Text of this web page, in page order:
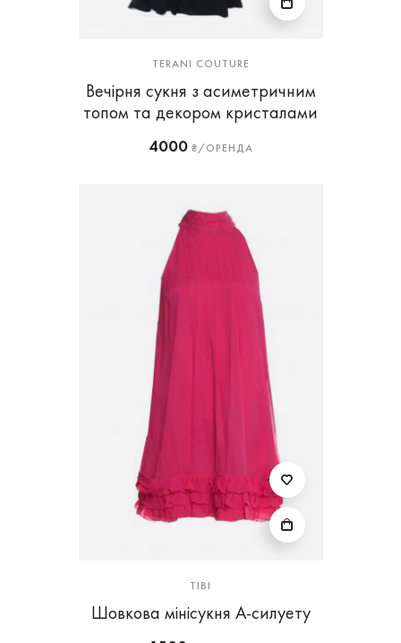
TERANI COUTURE
Вечірня сукня з асиметричним
топом та декором кристалами
4000₴/ОРЕНДА
TIBI
Шовкова мінісукня А-силуету